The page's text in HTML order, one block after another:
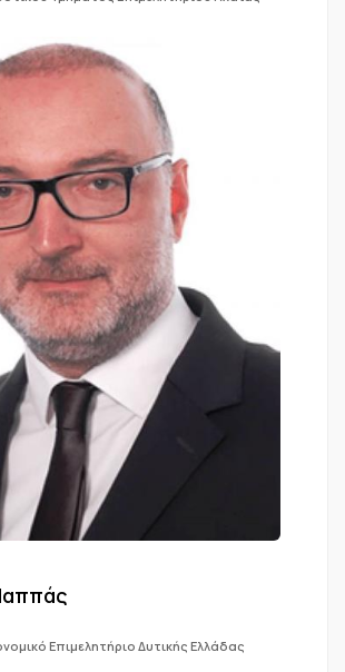
Επιμελητήριο Δυτικής Ελλάδας